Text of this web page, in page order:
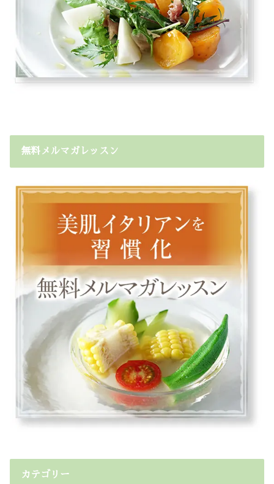
無料メルマガレッスン
カテゴリー